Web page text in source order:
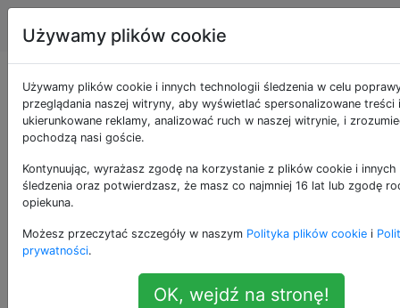
Nauka danych
Jak wizualizujesz
architektury sieci
neuronowych?
79
Podczas pisania pracy / prezentacji na temat
Jakie są dobre / proste sposoby
Używamy plików cookie
Używamy plików cookie i innych technologii śledzenia w celu
przeglądania naszej witryny, aby wyświetlać spersonalizowane treści i
ukierunkowane reklamy, analizować ruch w naszej witrynie, i
pochodzą nasi goście.
Kontynuując, wyrażasz zgodę na korzystanie z plików cookie i
śledzenia oraz potwierdzasz, że masz co najmniej 16 lat lub zgodę
opiekuna.
Możesz przeczytać szczegóły w naszym Polityka plików cookie i
prywatności.
OK, wejdź na stronę!